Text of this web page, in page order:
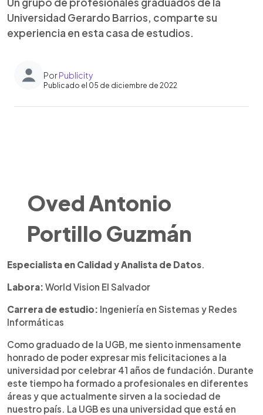
Universidad Gerardo Barrios, comparte su
experiencia en esta casa de estudios.
PorPublicity
Publicado el 05 de diciembre de 2022
Oved Antonio
Portillo Guzmán
Especialista en Calidad y Analista de Datos.
Labora: World Vision El Salvador
Carrera de estudio: Ingeniería en Sistemas y Redes
Informáticas
Como graduado de la UGB, me siento inmensamente
honrado de poder expresar mis felicitaciones a la
universidad por celebrar 41 años de fundación. Durante
este tiempo ha formado a profesionales en diferentes
áreas y que actualmente sirven a la sociedad de
nuestro país. La UGB es una universidad que está en